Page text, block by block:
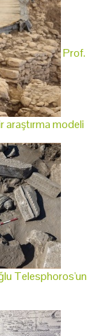
Prof.
araştırma modeli
Telesphoros'un